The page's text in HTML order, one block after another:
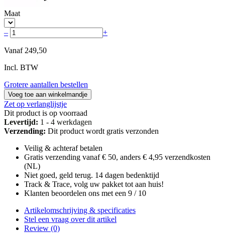
Maat
– +
Vanaf 249,50
Incl. BTW
Grotere aantallen bestellen
Voeg toe aan winkelmandje
Zet op verlanglijstje
Dit product is op voorraad
Levertijd: 1 - 4 werkdagen
Verzending: Dit product wordt gratis verzonden
Veilig & achteraf betalen
Gratis verzending vanaf € 50, anders € 4,95 verzendkosten
(NL)
Niet goed, geld terug. 14 dagen bedenktijd
Track & Trace, volg uw pakket tot aan huis!
Klanten beoordelen ons met een 9 / 10
Artikelomschrijving & specificaties
Stel een vraag over dit artikel
Review (0)